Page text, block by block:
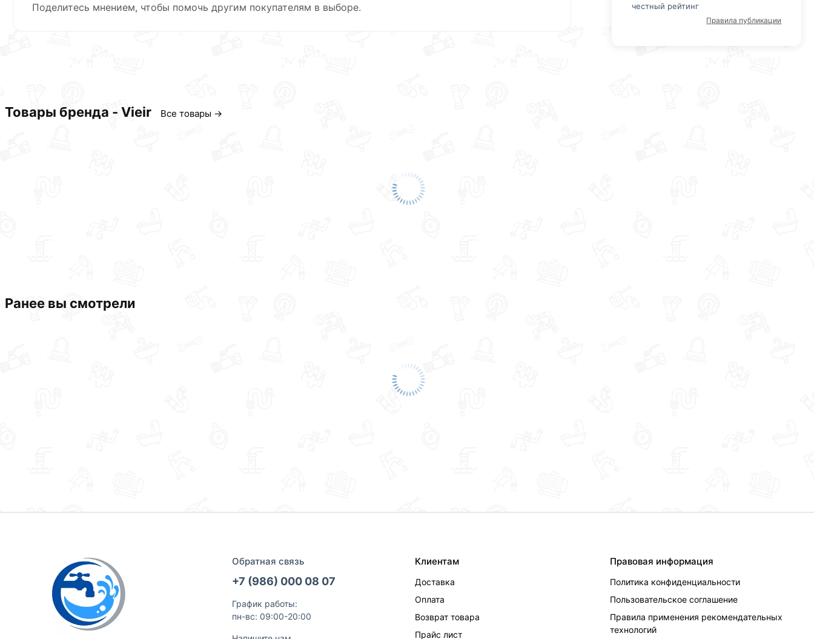
Поделитесь мнением, чтобы помочь другим покупателям в выборе.
честный рейтинг
Правила публикации
Товары бренда - Vieir Все товары →
Ранее вы смотрели
Обратная связь
+7 (986) 000 08 07
График работы:
пн-вс: 09:00-20:00
Клиентам
Доставка
Оплата
Возврат товара
Прайс лист
Правовая информация
Политика конфиденциальности
Пользовательское соглашение
Правила применения рекомендательных
технологий